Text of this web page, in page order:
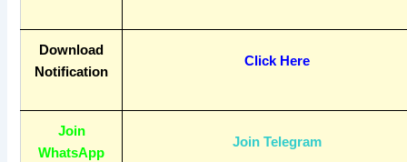
Download
Notification
Click Here
Join
WhatsApp
Join Telegram